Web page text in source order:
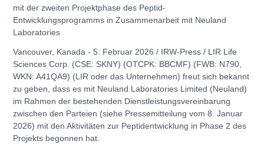
mit der zweiten Projektphase des Peptid-
Entwicklungsprogramms in Zusammenarbeit mit Neuland
Laboratories
Vancouver, Kanada - 5. Februar 2026 / IRW-Press / LIR Life
Sciences Corp. (CSE: SKNY) (OTCPK: BBCMF) (FWB: N790,
WKN: A41QA9) (LIR oder das Unternehmen) freut sich bekannt
zu geben, dass es mit Neuland Laboratories Limited (Neuland)
im Rahmen der bestehenden Dienstleistungsvereinbarung
zwischen den Parteien (siehe Pressemitteilung vom 8. Januar
2026) mit den Aktivitäten zur Peptidentwicklung in Phase 2 des
Projekts begonnen hat.